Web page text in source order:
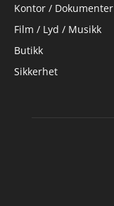
Kontor / Dokumenter
Film / Lyd / Musikk
Butikk
Sikkerhet